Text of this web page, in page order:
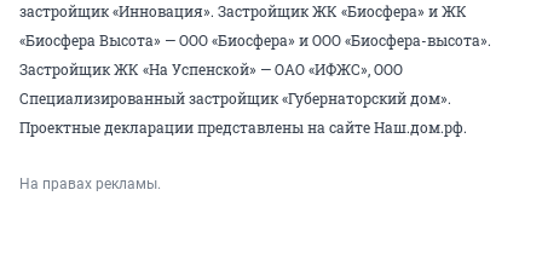
застройщик «Инновация». Застройщик ЖК «Биосфера» и ЖК
«Биосфера Высота» — ООО «Биосфера» и ООО «Биосфера-высота».
Застройщик ЖК «На Успенской» — ОАО «ИФЖС», ООО
Специализированный застройщик «Губернаторский дом».
Проектные декларации представлены на сайте Наш.дом.рф.
На правах рекламы.